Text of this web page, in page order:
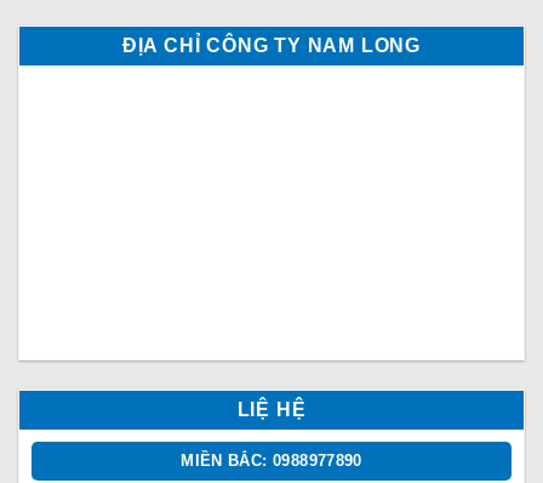
ĐỊA CHỈ CÔNG TY NAM LONG
LIỆ HỆ
MIỀN BẮC: 0988977890